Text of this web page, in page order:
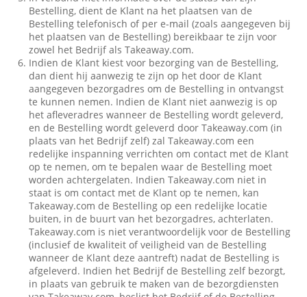
Bestelling, dient de Klant na het plaatsen van de
Bestelling telefonisch of per e-mail (zoals aangegeven bij
het plaatsen van de Bestelling) bereikbaar te zijn voor
zowel het Bedrijf als Takeaway.com.
Indien de Klant kiest voor bezorging van de Bestelling,
dan dient hij aanwezig te zijn op het door de Klant
aangegeven bezorgadres om de Bestelling in ontvangst
te kunnen nemen. Indien de Klant niet aanwezig is op
het afleveradres wanneer de Bestelling wordt geleverd,
en de Bestelling wordt geleverd door Takeaway.com (in
plaats van het Bedrijf zelf) zal Takeaway.com een
redelijke inspanning verrichten om contact met de Klant
op te nemen, om te bepalen waar de Bestelling moet
worden achtergelaten. Indien Takeaway.com niet in
staat is om contact met de Klant op te nemen, kan
Takeaway.com de Bestelling op een redelijke locatie
buiten, in de buurt van het bezorgadres, achterlaten.
Takeaway.com is niet verantwoordelijk voor de Bestelling
(inclusief de kwaliteit of veiligheid van de Bestelling
wanneer de Klant deze aantreft) nadat de Bestelling is
afgeleverd. Indien het Bedrijf de Bestelling zelf bezorgt,
in plaats van gebruik te maken van de bezorgdiensten